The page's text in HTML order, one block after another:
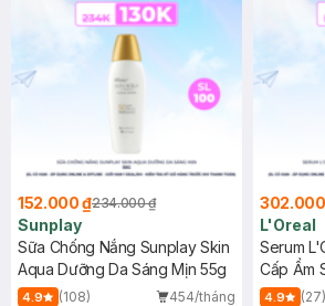
152.000 ₫234.000 ₫
Sunplay
Sữa Chống Nắng Sunplay Skin
Aqua Dưỡng Da Sáng Mịn 55g
4.9 (108)
454/tháng
L'Oreal
Serum
Cấp Ẩm
4.9 (27)